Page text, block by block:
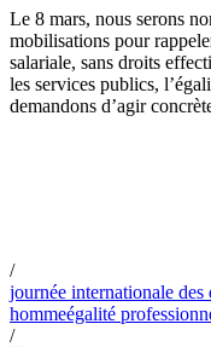
Le 8 mars, nous serons
mobilisations pour
salariale, sans droits
les services publics,
demandons d’agir
/
journée internationale des
hommeégalité
/